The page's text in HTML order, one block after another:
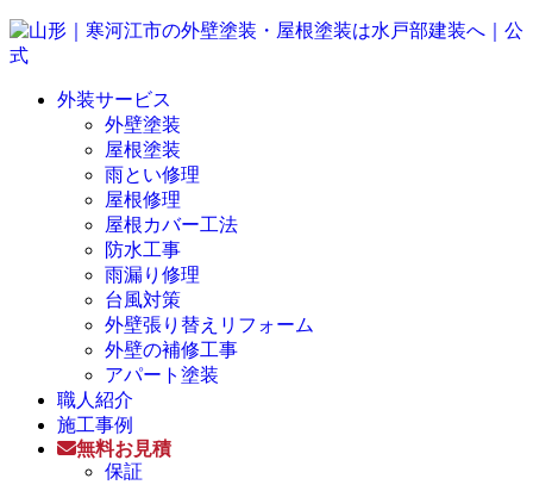
外装サービス
外壁塗装
屋根塗装
雨とい修理
屋根修理
屋根カバー工法
防水工事
雨漏り修理
台風対策
外壁張り替えリフォーム
外壁の補修工事
アパート塗装
職人紹介
施工事例
無料お見積
保証